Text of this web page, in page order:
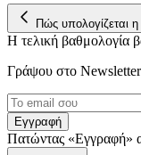
Πώς υπολογίζεται
Η τελική βαθμολογία
Γράψου στο
Εγγραφή
Πατώντας «Εγγραφή»